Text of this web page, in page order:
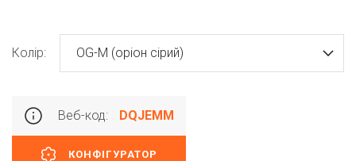
Колір: OG-M (оріон сірий)
Веб-код: DQJEMM
КОНФІГУРАТОР